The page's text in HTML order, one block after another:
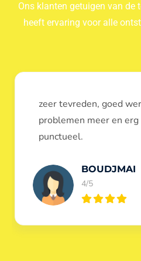
Ons klanten getuigen van de
heeft ervaring voor alle
Dank u voor de
heel goed uitgevoerd,
ontstoppers services
Eric Garfield
5/5